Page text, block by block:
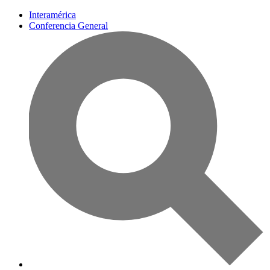
Interamérica
Conferencia General